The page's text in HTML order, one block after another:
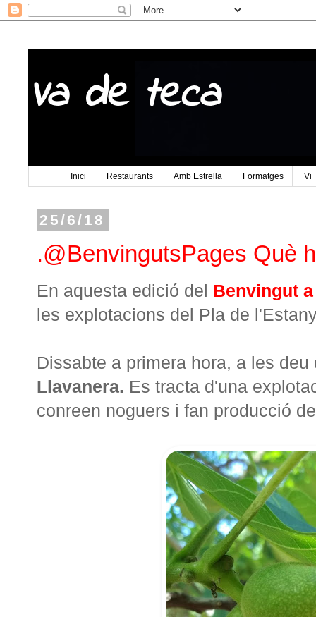
Va de teca
Inici Restaurants Amb Estrella Formatges Vi
25/6/18
.@BenvingutsPages Què
En aquesta edició del Benvingut
les explotacions del Pla de
Dissabte a primera hora, a les
Llavanera. Es tracta d'una
conreen noguers i fan producció